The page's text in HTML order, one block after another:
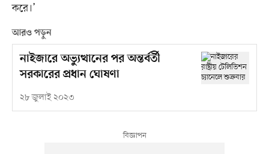
করে।’
আরও পড়ুন
নাইজারে অভ্যুত্থানের পর অন্তর্বর্তী
সরকারের প্রধান ঘোষণা
২৮ জুলাই ২০২৩